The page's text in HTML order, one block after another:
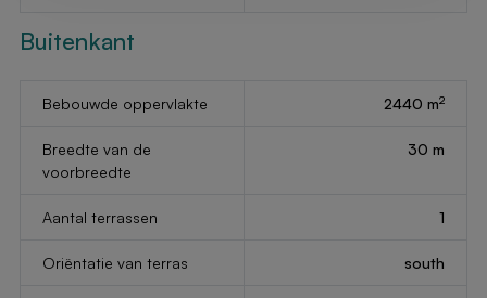
Buitenkant
Bebouwde oppervlakte 2440 m2
Breedte van de
voorbreedte
30 m
Aantal terrassen 1
Oriëntatie van terras south